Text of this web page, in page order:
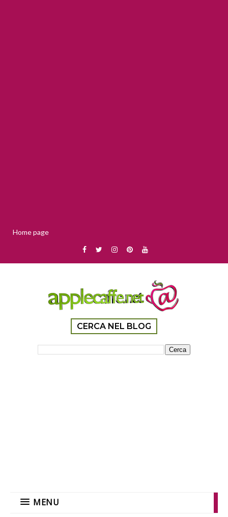
Home page
CERCA NEL BLOG
MENU